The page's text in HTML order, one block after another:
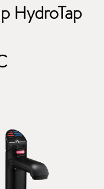
HydroTap